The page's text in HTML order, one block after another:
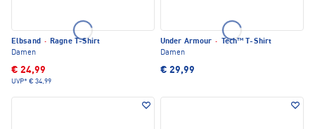
Elbsand · Ragne T-Shirt
Damen
€ 24,99
UVP* € 34,99
Under Armour ·
Tech™ T-Shirt
Damen
€ 29,99